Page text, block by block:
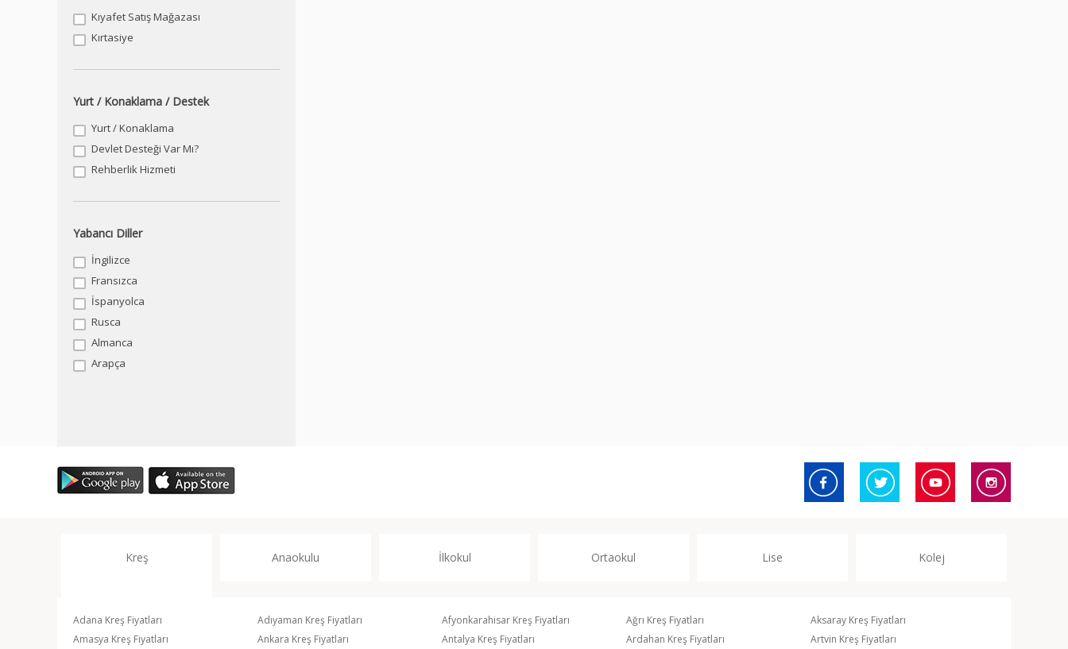
Kıyafet Satış Mağazası
Kırtasiye
Yurt / Konaklama / Destek
Yurt / Konaklama
Devlet Desteği Var Mı?
Rehberlik Hizmeti
Yabancı Diller
İngilizce
Fransızca
İspanyolca
Rusca
Almanca
Arapça
Kreş Anaokulu İlkokul Ortaokul Lise Kolej
Adana Kreş Fiyatları Adıyaman Kreş Fiyatları Afyonkarahisar Kreş Fiyatları Ağrı Kreş Fiyatları
Aksaray Kreş Fiyatları
Amasya Kreş Fiyatları
Ankara Kreş Fiyatları Antalya Kreş Fiyatları Ardahan Kreş Fiyatları Artvin Kreş Fiyatları